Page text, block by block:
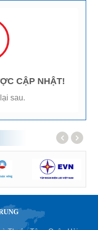
CẬP NHẬT!
sau.